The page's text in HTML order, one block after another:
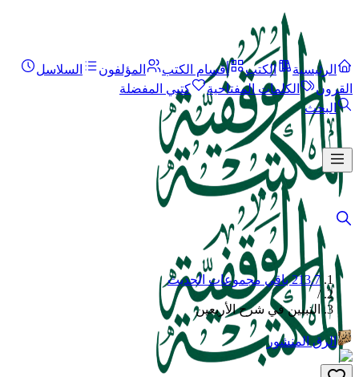
الرئيسية الكتب أقسام الكتب المؤلفون
السلاسل
القرون
الكلمات المفتاحية
كتبي المفضلة
البحث
213.7 باقي مجموعات الحديث
/
التبيين في شرح الأربعين
الرق المنشور